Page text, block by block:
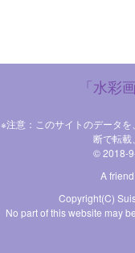
「水彩
※注意：このサイトのデータ
断で転載
© 2018-
A
Copyright(C)
No part of this website may